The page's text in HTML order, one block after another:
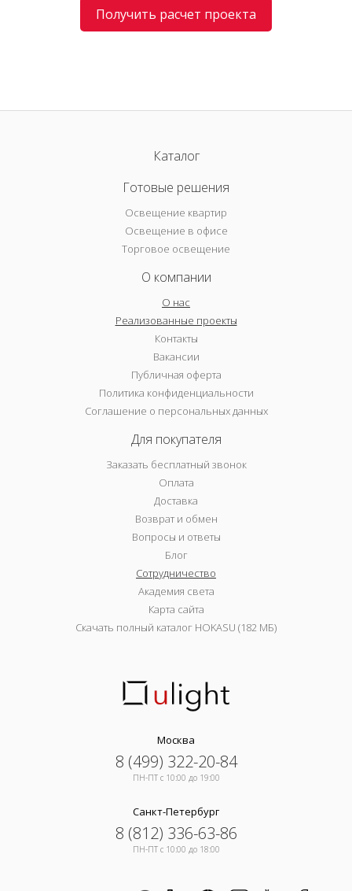
Получить расчет проекта
Каталог
Готовые решения
Освещение квартир
Освещение в офисе
Торговое освещение
О компании
О нас
Реализованные проекты
Контакты
Вакансии
Публичная оферта
Политика конфиденциальности
Соглашение о персональных данных
Для покупателя
Заказать бесплатный звонок
Оплата
Доставка
Возврат и обмен
Вопросы и ответы
Блог
Сотрудничество
Академия света
Карта сайта
Скачать полный каталог HOKASU (182 МБ)
Москва
8 (499) 322-20-84
ПН-ПТ c 10:00 до 19:00
Санкт-Петербург
8 (812) 336-63-86
ПН-ПТ c 10:00 до 18:00